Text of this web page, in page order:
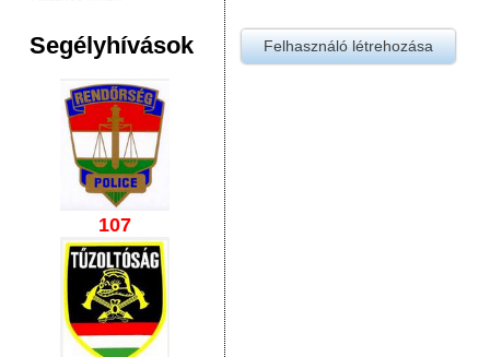
Segélyhívások
107